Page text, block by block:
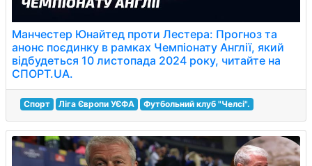
Манчестер Юнайтед проти Лестера: Прогноз та
анонс поєдинку в рамках Чемпіонату Англії, який
відбудеться 10 листопада 2024 року, читайте на
СПОРТ.UA.
Спорт Ліга Європи УЄФА Футбольний клуб "Челсі".